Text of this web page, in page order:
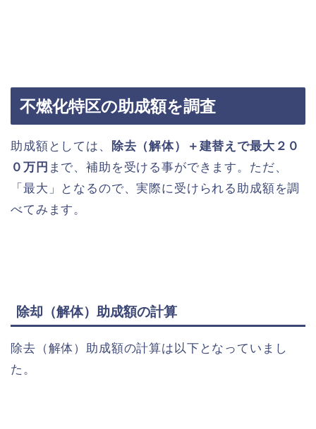
不燃化特区の助成額を調査
助成額としては、
除去（解体）＋建替えで最大２０
０万円 まで、補助を受ける事ができます。ただ、
「最大」となるので、実際に受けられる助成額を調
べてみます。
除却（解体）助成額の計算
除去（解体）助成額の計算は以下となっていまし
た。